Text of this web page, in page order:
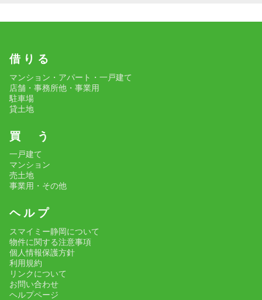
借 り る
マンション・アパート・一戸建て
店舗・事務所他・事業用
駐車場
貸土地
買 う
一戸建て
マンション
売土地
事業用・その他
ヘ ル プ
スマイミー静岡について
物件に関する注意事項
個人情報保護方針
利用規約
リンクについて
お問い合わせ
ヘルプページ